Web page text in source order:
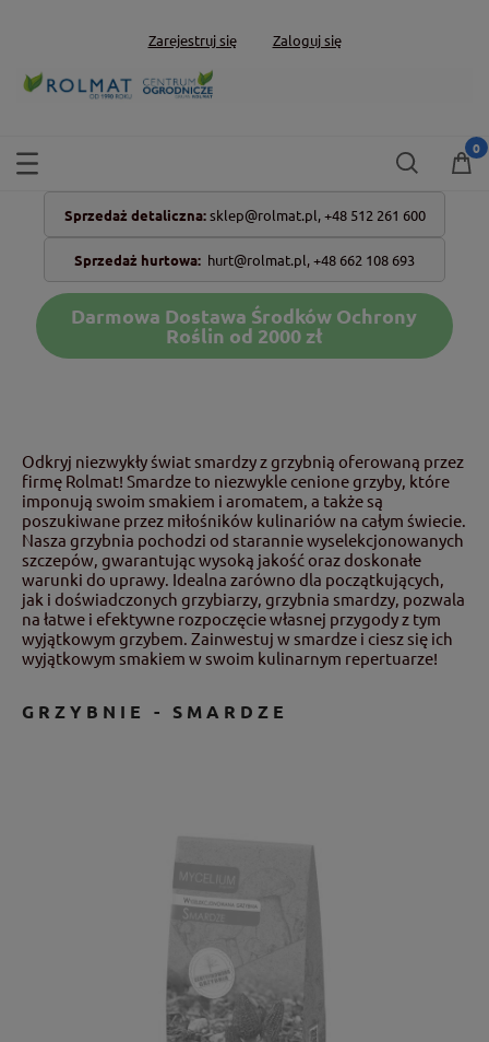
Zarejestruj się Zaloguj się
Sprzedaż detaliczna: sklep@rolmat.pl, +48 512 261 600
Sprzedaż hurtowa: hurt@rolmat.pl,+48 662 108 693
Darmowa Dostawa Środków Ochrony
Roślin od 2000 zł
Odkryj niezwykły świat smardzy z grzybnią oferowaną przez
firmę Rolmat! Smardze to niezwykle cenione grzyby, które
imponują swoim smakiem i aromatem, a także są
poszukiwane przez miłośników kulinariów na całym świecie.
Nasza grzybnia pochodzi od starannie wyselekcjonowanych
szczepów, gwarantując wysoką jakość oraz doskonałe
warunki do uprawy. Idealna zarówno dla początkujących,
jak i doświadczonych grzybiarzy, grzybnia smardzy, pozwala
na łatwe i efektywne rozpoczęcie własnej przygody z tym
wyjątkowym grzybem. Zainwestuj w smardze i ciesz się ich
wyjątkowym smakiem w swoim kulinarnym repertuarze!
GRZYBNIE - SMARDZE